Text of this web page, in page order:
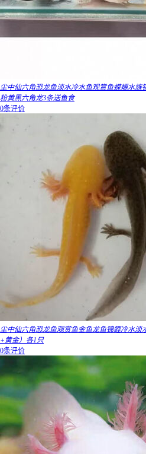
尘中仙六角恐龙鱼淡水冷水鱼观赏鱼蝾螈水族
粉黄黑六角龙3条送鱼食
0条评价
尘中仙六角恐龙鱼观赏鱼金鱼龙鱼锦鲤冷水淡
+黄金）各1只
0条评价